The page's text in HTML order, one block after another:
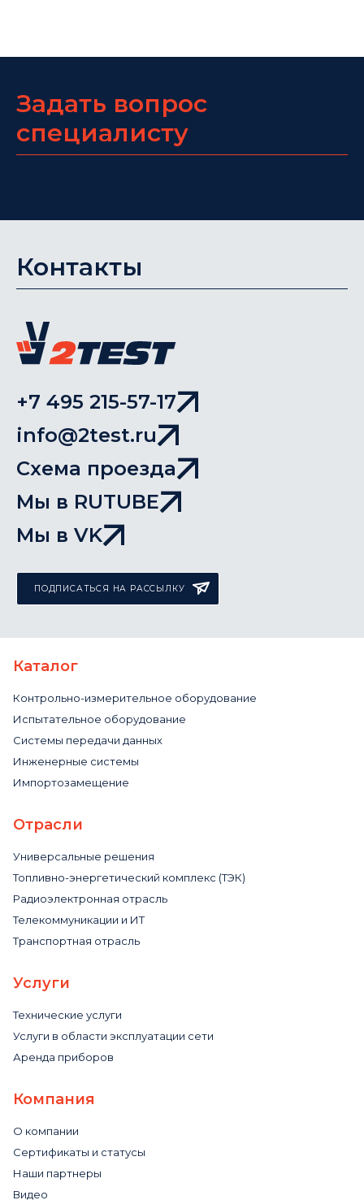
Задать вопрос
специалисту
Контакты
+7 495 215-57-17
info@2test.ru
Схема проезда
Мы в RUTUBE
Мы в VK
ПОДПИСАТЬСЯ НА РАССЫЛКУ
Каталог
Контрольно-измерительное оборудование
Испытательное оборудование
Системы передачи данных
Инженерные системы
Импортозамещение
Отрасли
Универсальные решения
Топливно-энергетический комплекс (ТЭК)
Радиоэлектронная отрасль
Телекоммуникации и ИТ
Транспортная отрасль
Услуги
Технические услуги
Услуги в области эксплуатации сети
Аренда приборов
Компания
О компании
Сертификаты и статусы
Наши партнеры
Видео